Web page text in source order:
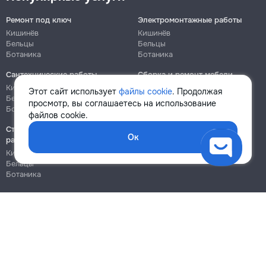
Этот сайт использует файлы cookie. Продолжая
просмотр, вы соглашаетесь на использование
файлов cookie.
Ок
Ремонт под ключ
Кишинёв
Бельцы
Ботаника
Электромонтажные работы
Кишинёв
Бельцы
Ботаника
Сантехнические работы
Кишинёв
Бельцы
Ботаника
Сборка и ремонт мебели
Кишинёв
Ботаника
Строительно-монтажные
работы
Кишинёв
Бельцы
Ботаника